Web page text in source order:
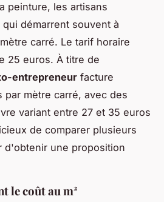
peinture, les artisans
démarrent souvent à
carré. Le tarif horaire
25 euros. À titre de
entrepreneur facture
par mètre carré, avec des
variant entre 27 et 35 euros
de comparer plusieurs
d'obtenir une proposition
le coût au m²